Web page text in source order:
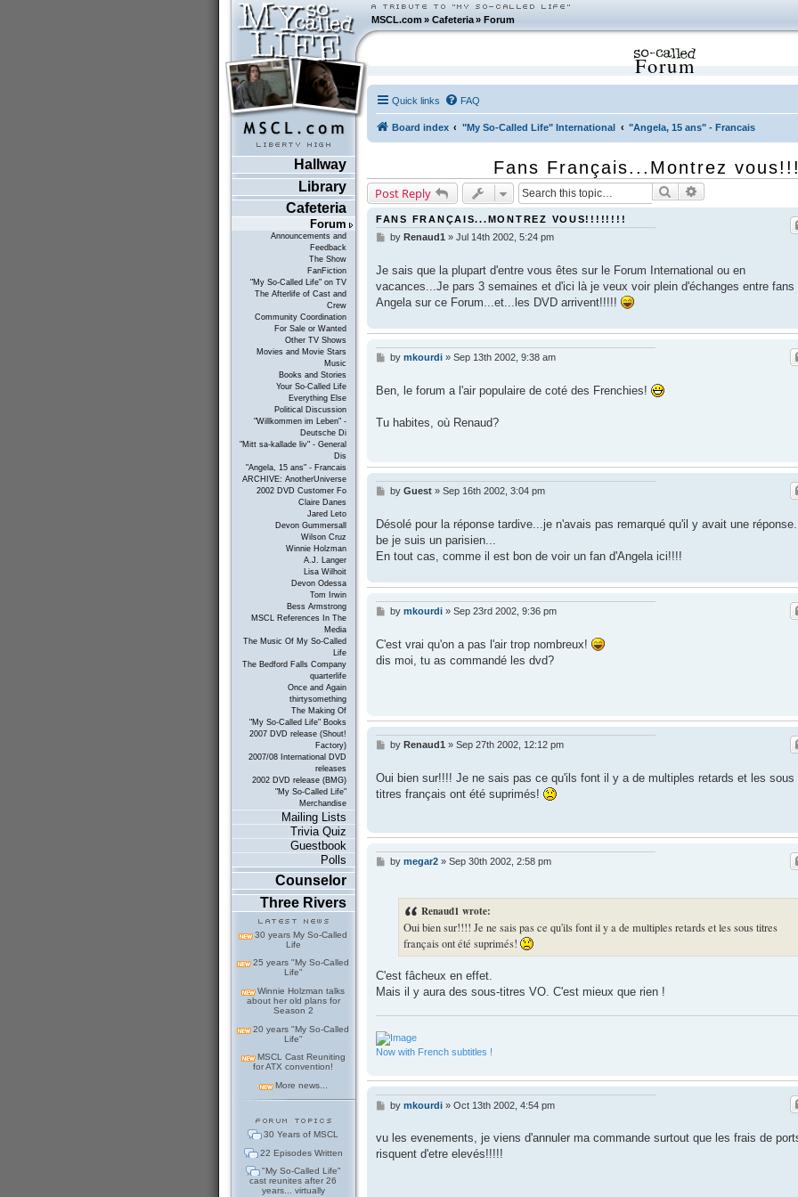
MSCL.com»Cafeteria »Forum
Hallway
Library
Cafeteria
Forum
Announcements and
Feedback
The Show
FanFiction
"My So-Called Life" on TV
The Afterlife of Cast and
Crew
Community Coordination
For Sale or Wanted
Other TV Shows
Movies and Movie Stars
Music
Books and Stories
Your So-Called Life
Everything Else
Political Discussion
"Willkommen im Leben" -
Deutsche Di
"Mitt sa-kallade liv" - General
Dis
"Angela, 15 ans" - Francais
ARCHIVE: AnotherUniverse
2002 DVD Customer Fo
Claire Danes
Jared Leto
Devon Gummersall
Wilson Cruz
Winnie Holzman
A.J. Langer
Lisa Wilhoit
Devon Odessa
Tom Irwin
Bess Armstrong
MSCL References In The
Media
The Music Of My So-Called
Life
The Bedford Falls Company
quarterlife
Once and Again
thirtysomething
The Making Of
"My So-Called Life" Books
2007 DVD release (Shout!
Factory)
2007/08 International DVD
releases
2002 DVD release (BMG)
"My So-Called Life"
Merchandise
Mailing Lists
Trivia Quiz
Guestbook
Polls
Counselor
Three Rivers
30 years My So-Called
Life
25 years "My So-Called
Life"
Winnie Holzman talks
about her old plans for
Season 2
20 years "My So-Called
Life"
MSCL Cast Reuniting
for ATX convention!
More news...
30 Years of MSCL
22 Episodes Written
"My So-Called Life"
cast reunites after 26
years... virtually
Forum
Quick links FAQ
Board index "My So-Called Life" International "Angela, 15 ans" - Francais
Fans Français...Montrez
Post Reply Search
FANS FRANÇAIS...MONTREZ VOUS!!!!!!!!
P
t
by Renaud1» Jul 14th 2002, 5:24 pm
Je sais que la plupart d'entre vous êtes sur le Forum International ou en
vacances...Je pars 3 semaines et d'ici là je veux voir plein d'échanges entre fans
Angela sur ce Forum...et...les DVD arrivent!!!!!
P
t
by mkourdi» Sep 13th 2002, 9:38 am
Ben, le forum a l'air populaire de coté des Frenchies!
Tu habites, où Renaud?
P
t
by Guest» Sep 16th 2002, 3:04 pm
Désolé pour la réponse tardive...je n'avais pas remarqué qu'il y avait une
be je suis un parisien...
En tout cas, comme il est bon de voir un fan d'Angela ici!!!!
P
t
by mkourdi» Sep 23rd 2002, 9:36 pm
C'est vrai qu'on a pas l'air trop nombreux!
dis moi, tu as commandé les dvd?
P
t
by Renaud1 » Sep 27th 2002, 12:12 pm
Oui bien sur!!!! Je ne sais pas ce qu'ils font il y a de multiples retards et les sous
titres français ont été suprimés!
Pby megar2» Sep 30th 2002, 2:58 pm
Renaud1 wrote:
Oui bien sur!!!! Je ne sais pas ce qu'ils font il y a de multiples retards et les sous titres
français ont été suprimés!
C'est fâcheux en effet.
Mais il y aura des sous-titres VO. C'est mieux que rien !
Now with French subtitles !
P
t
by mkourdi» Oct 13th 2002, 4:54 pm
vu les evenements, je viens d'annuler ma commande surtout que les frais de
risquent d'etre elevés!!!!!